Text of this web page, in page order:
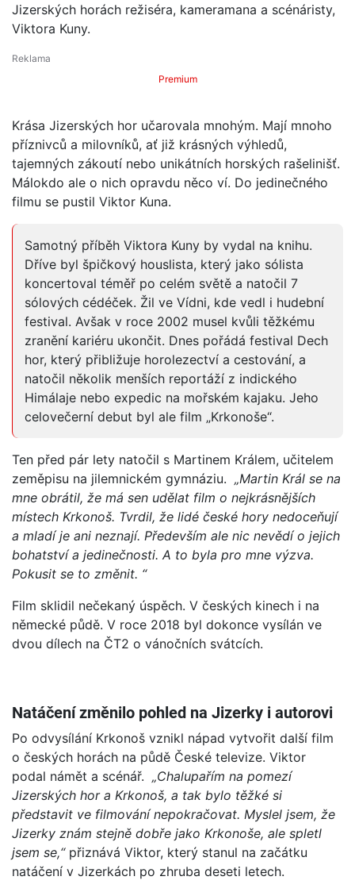
Jizerských horách režiséra, kameramana a scénáristy,
Viktora Kuny.
Premium
Krása Jizerských hor učarovala mnohým. Mají mnoho
příznivců a milovníků, ať již krásných výhledů,
tajemných zákoutí nebo unikátních horských rašelinišť.
Málokdo ale o nich opravdu něco ví. Do jedinečného
filmu se pustil Viktor Kuna.
Samotný příběh Viktora Kuny by vydal na knihu.
Dříve byl špičkový houslista, který jako sólista
koncertoval téměř po celém světě a natočil 7
sólových cédéček. Žil ve Vídni, kde vedl i hudební
festival. Avšak v roce 2002 musel kvůli těžkému
zranění kariéru ukončit. Dnes pořádá festival Dech
hor, který přibližuje horolezectví a cestování, a
natočil několik menších reportáží z indického
Himálaje nebo expedic na mořském kajaku. Jeho
celovečerní debut byl ale film „Krkonoše“.
Ten před pár lety natočil s Martinem Králem, učitelem
zeměpisu na jilemnickém gymnáziu. „Martin Král se na
mne obrátil, že má sen udělat film o nejkrásnějších
místech Krkonoš. Tvrdil, že lidé české hory nedoceňují
a mladí je ani neznají. Především ale nic nevědí o jejich
bohatství a jedinečnosti. A to byla pro mne výzva.
Pokusit se to změnit. “
Film sklidil nečekaný úspěch. V českých kinech i na
německé půdě. V roce 2018 byl dokonce vysílán ve
dvou dílech na ČT2 o vánočních svátcích.
Natáčení změnilo pohled na Jizerky i autorovi
Po odvysílání Krkonoš vznikl nápad vytvořit další film
o českých horách na půdě České televize. Viktor
podal námět a scénář. „Chalupařím na pomezí
Jizerských hor a Krkonoš, a tak bylo těžké si
představit ve filmování nepokračovat. Myslel jsem, že
Jizerky znám stejně dobře jako Krkonoše, ale spletl
jsem se,“ přiznává Viktor, který stanul na začátku
natáčení v Jizerkách po zhruba deseti letech.